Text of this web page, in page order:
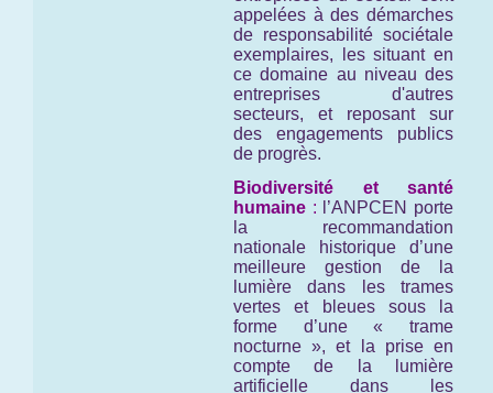
appelées à des démarches
de responsabilité sociétale
exemplaires, les situant en
ce domaine au niveau des
entreprises d'autres
secteurs, et reposant sur
des engagements publics
de progrès.
Biodiversité et santé
humaine : l’ANPCEN porte
la recommandation
nationale historique d’une
meilleure gestion de la
lumière dans les trames
vertes et bleues sous la
forme d’une « trame
nocturne », et la prise en
compte de la lumière
artificielle dans les